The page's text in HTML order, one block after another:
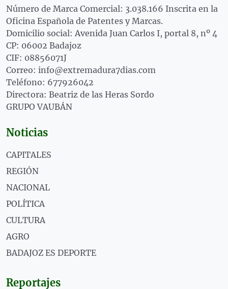
Número de Marca Comercial: 3.038.166 Inscrita en la
Oficina Española de Patentes y Marcas.
Domicilio social: Avenida Juan Carlos I, portal 8, nº 4
CP: 06002 Badajoz
CIF: 08856071J
Correo: info@extremadura7dias.com
Teléfono: 677926042
Directora: Beatriz de las Heras Sordo
GRUPO VAUBÁN
Noticias
CAPITALES
REGIÓN
NACIONAL
POLÍTICA
CULTURA
AGRO
BADAJOZ ES DEPORTE
Reportajes